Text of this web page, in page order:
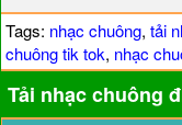
Tags: nhạc chuông, tải
chuông tik tok, nhạc
Tải nhạc chuông